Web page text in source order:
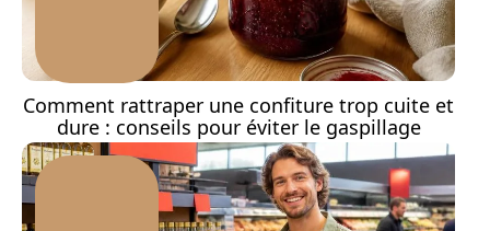
Comment rattraper une confiture trop cuite et
dure : conseils pour éviter le gaspillage